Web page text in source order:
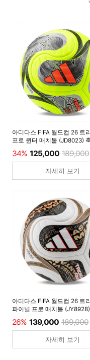
아디다스 FIFA 월드컵 26 트
프로 윈터 매치볼 (JD8023)
34% 125,000 189,000
자세히 보기
아디다스 FIFA 월드컵 26 트
파이널 프로 매치볼 (JY8928)
26% 139,000 189,000
자세히 보기